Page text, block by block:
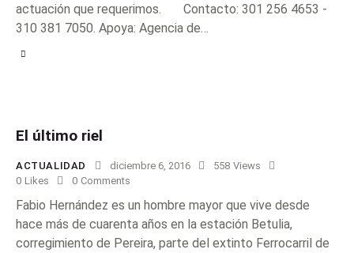
actuación que requerimos. Contacto: 301 256 4653 -
310 381 7050. Apoya: Agencia de…
El último riel
ACTUALIDAD diciembre 6, 2016 558 Views
0 Likes 0 Comments
Fabio Hernández es un hombre mayor que vive desde
hace más de cuarenta años en la estación Betulia,
corregimiento de Pereira, parte del extinto Ferrocarril de